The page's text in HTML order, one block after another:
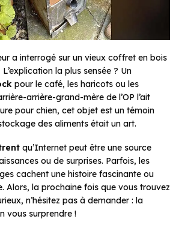
a interrogé sur un vieux coffret en bois
la plus sensée ? Un
pour le café, les haricots ou les
arrière-grand-mère de l’OP l’ait
pour chien, cet objet est un témoin
des aliments était un art.
qu’Internet peut être une source
ou de surprises. Parfois, les
cachent une histoire fascinante ou
Alors, la prochaine fois que vous trouvez
n’hésitez pas à demander : la
vous surprendre !